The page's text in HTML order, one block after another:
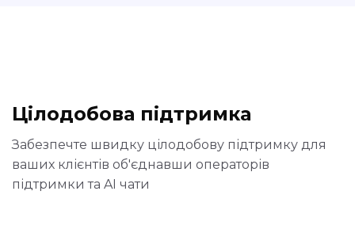
Цілодобова підтримка
Забезпечте швидку цілодобову підтримку для
ваших клієнтів об'єднавши операторів
підтримки та AI чати